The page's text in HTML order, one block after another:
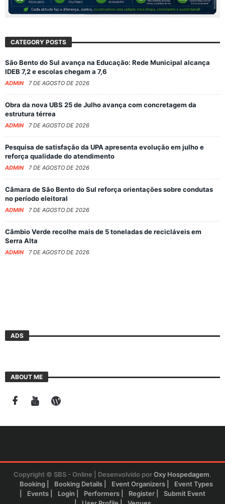
CATEGORY POSTS
São Bento do Sul avança na Educação: Rede Municipal alcança
IDEB 7,2 e escolas chegam a 7,6
ADMIN 7 DE AGOSTO DE 2026
Obra da nova UBS 25 de Julho avança com concretagem da
estrutura térrea
ADMIN 7 DE AGOSTO DE 2026
Pesquisa de satisfação da UPA apresenta evolução em julho e
reforça qualidade do atendimento
ADMIN 7 DE AGOSTO DE 2026
Câmara de São Bento do Sul reforça orientações sobre condutas
no período eleitoral
ADMIN 7 DE AGOSTO DE 2026
Câmbio Verde recolhe mais de 5 toneladas de recicláveis em
Serra Alta
ADMIN 7 DE AGOSTO DE 2026
ADS
ABOUT ME
Copyright © SBS - Online | Desenvolvido porOxy Hospedagem.
Booking
Booking Details Event Organizers
Event Types
Events
Login Performers Register
Submit Event